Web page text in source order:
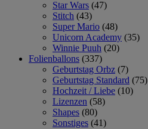
Star Wars (47)
Stitch (43)
Super Mario (48)
Unicorn Academy (35)
Winnie Puuh (20)
Folienballons (337)
Geburtstag Orbz (7)
Geburtstag Standard (75)
Hochzeit / Liebe (10)
Lizenzen (58)
Shapes (80)
Sonstiges (41)